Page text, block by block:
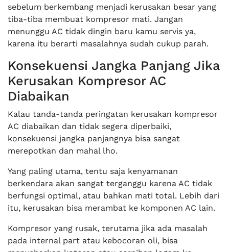
sebelum berkembang menjadi kerusakan besar yang
tiba-tiba membuat kompresor mati. Jangan
menunggu AC tidak dingin baru kamu servis ya,
karena itu berarti masalahnya sudah cukup parah.
Konsekuensi Jangka Panjang Jika
Kerusakan Kompresor AC
Diabaikan
Kalau tanda-tanda peringatan kerusakan kompresor
AC diabaikan dan tidak segera diperbaiki,
konsekuensi jangka panjangnya bisa sangat
merepotkan dan mahal lho.
Yang paling utama, tentu saja kenyamanan
berkendara akan sangat terganggu karena AC tidak
berfungsi optimal, atau bahkan mati total. Lebih dari
itu, kerusakan bisa merambat ke komponen AC lain.
Kompresor yang rusak, terutama jika ada masalah
pada internal part atau kebocoran oli, bisa